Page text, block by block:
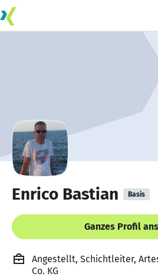
Enrico Bastian Basis
Ganzes Profil
Angestellt, Schichtleiter,
Co. KG